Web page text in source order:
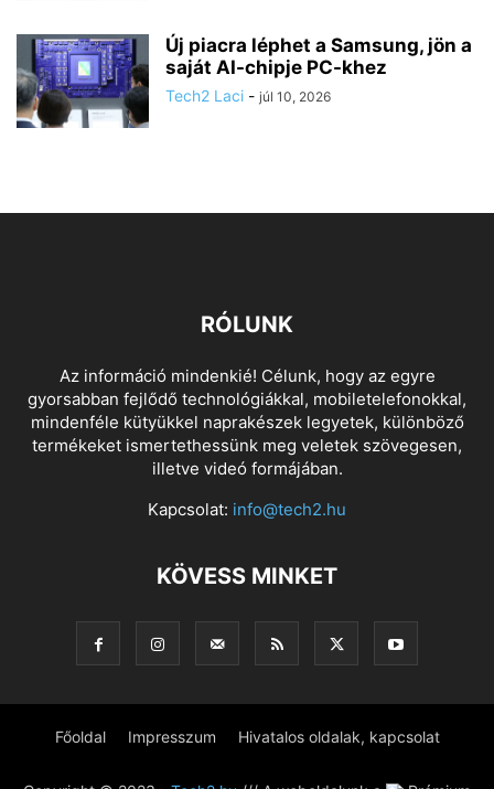
Új piacra léphet a Samsung, jön a
saját AI-chipje PC-khez
Tech2 Laci - júl 10, 2026
RÓLUNK
Az információ mindenkié! Célunk, hogy az egyre
gyorsabban fejlődő technológiákkal, mobiletelefonokkal,
mindenféle kütyükkel naprakészek legyetek, különböző
termékeket ismertethessünk meg veletek szövegesen,
illetve videó formájában.
Kapcsolat: info@tech2.hu
KÖVESS MINKET
Főoldal Impresszum Hivatalos oldalak, kapcsolat